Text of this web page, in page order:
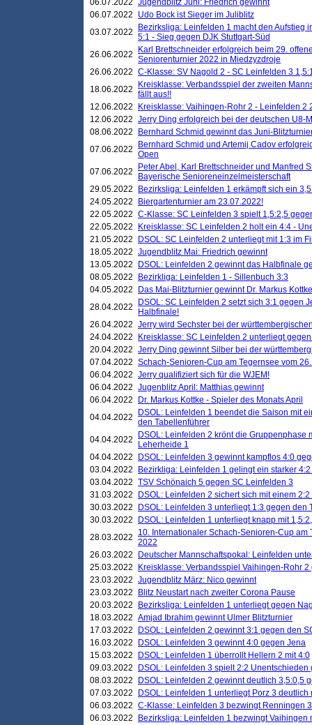
06.07.2022 Jugendblitz Juni: Friedrich gewinnt
06.07.2022
Udo Bock ist Sieger im Juliblitz
03.07.2022
Bezirksliga: Leinfelden 1 macht den Aufstieg
5:1 - Sieg gegen DJK Stuttgart-Süd
26.06.2022
Karl Brettschneider erfolgreich beim 29.
Seniorenturnier 2022 in Miedzyzdroje
26.06.2022 C-Klasse: SV Nagold 2 - SC Leinfelden 3
18.06.2022
Kreisklasse: Verbandsspiel der zweiten
fällt aus!!
12.06.2022
Kreisklasse: Vaihingen-Rohr 2 - Leinfelden 2
12.06.2022 Jerry Ding erfolgreich bei der deutschen U8-
08.06.2022
Bernhard Schmid gewinnt das Juni-
07.06.2022
Bernhard Schmid und Artemij Cadov
Open
07.06.2022
Peter Abel, Karl Brettschneider und Manfred
Bayerische Senioreneinzelmeisterschaft
29.05.2022
Bezirksliga: Leinfelden 1 erkämpft sich ein
24.05.2022
Biergartenturnier am 23.07.2022!
22.05.2022 C-Klasse: SC Leinfelden 3 spielt 1,5:2,5
22.05.2022
Kreisklasse: SC Leinfelden 2 holt ein 4:4 -
21.05.2022
DSOL: SC Leinfelden 2 unterliegt mit 1:3 im
18.05.2022 Jugendblitz Mai: Friedrich gewinnt
13.05.2022
DSOL: Leinfelden 2 gewinnt das Halbfinale
08.05.2022
Bezirkliga: Leinfelden 1 - Sillenbuch 3:3
04.05.2022
Das Mai-Blitzturnier gewinnt Dr. Markus
28.04.2022
DSOL: SC Leinfelden 2 setzt sich 3:1 gegen
Halbfinale!
26.04.2022 Jerry wird Sechster bei der
24.04.2022
Kreisklasse: SC Leinfelden 2 unterliegt
20.04.2022 Jerry Ding gewinnt Silber bei der
07.04.2022 Schach-Senioren-Cup am Tegernsee vom
06.04.2022 Jerry qualifiziert sich für die WJEM!
06.04.2022 Jugenblitz April: Matthias gewinnt
06.04.2022
Dr. Markus Kottke - Spieler des Monats April
04.04.2022
DSOL: Leinfelden 1 beendet die Saison mit
den Tabellenführer
04.04.2022
DSOL: Leinfelden 2 krönt die Gruppenphase
Leherheide 1
04.04.2022
DSOL: Leinfelden 3 gewinnt kampflos 4:0
03.04.2022
Bezirkliga: Leinfelden 1 gelingt ein starker
03.04.2022 TSV Schönaich 5 gegen SC Leinfelden 3
31.03.2022
DSOL: Leinfelden 2 sichert sich mit einem
30.03.2022
DSOL: Leinfelden 3 unterliegt 1:3 gegen den
30.03.2022
DSOL: Leinfelden 1 unterliegt knapp mit
28.03.2022
10. Internationaler Schach-Senioren-Cup am
2022
26.03.2022
Deutscher Mannschaftspokal: Leinfelden
25.03.2022
Kreisklasse: Verbandsspiel Vaihingen-Rohr
23.03.2022 Jugendblitz März: Nico gewinnt
23.03.2022
Blitz Neustart nach zweiter Corona Pause
20.03.2022
Bezirksliga: Leinfelden 1 unterliegt gegen
18.03.2022 Amjad Ibrahim gewinnt Ulmer Blitzturnier
17.03.2022
DSOL: Leinfelden 2 gewinnt 3:1 gegen den
16.03.2022
DSOL: Leinfelden 3 gewinnt 4:0 gegen Jena
15.03.2022
DSOL: Leinfelden 1 überrollt Hellern 2 mit 4:0
09.03.2022
DSOL: Leinfelden 3 spielt 2:2 Unentschieden
08.03.2022
DSOL: Leinfelden 2 gewinnt deutlich 3,5:0,5
07.03.2022
DSOL: Leinfelden 1 unterliegt Porz 3 deutlich
06.03.2022 C-Klasse: Leinfelden 3 bezwingt Renningen
06.03.2022
Bezirksliga: Leinfelden 1 bezwingt Vaihingen